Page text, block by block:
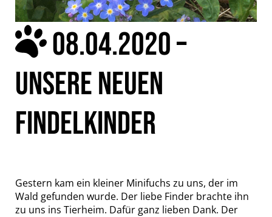
08.04.2020 –
UNSERE NEUEN
FINDELKINDER
Gestern kam ein kleiner Minifuchs zu uns, der im
Wald gefunden wurde. Der liebe Finder brachte ihn
zu uns ins Tierheim. Dafür ganz lieben Dank. Der